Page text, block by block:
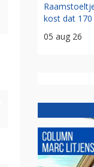
kost dat
05 aug 26